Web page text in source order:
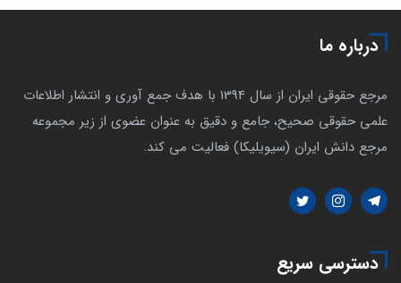
درباره ما
مرجع حقوقی ایران از سال 1394 با هدف جمع آوری و انتشار اطلاعات
علمی حقوقی صحیح، جامع و دقیق به عنوان عضوی از زیر مجموعه
مرجع دانش ایران (سیویلیکا) فعالیت می کند.
دسترسی سریع